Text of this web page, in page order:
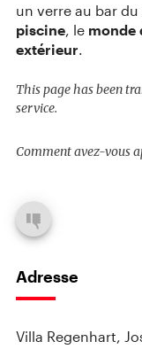
un verre au bar
piscine, le monde
extérieur.
This page has been
service.
Comment avez-vous
Adresse
Villa Regenhart,